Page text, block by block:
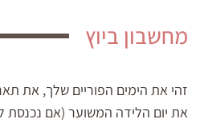
מחשבון ביוץ
זהי את הימים הפוריים שלך, את
את יום הלידה המשוער (אם נכנסת